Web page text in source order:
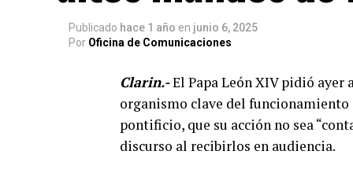
Publicado hace 1 año en junio 6, 2025
Por Oficina de Comunicaciones
Clarin.-El Papa León XIV pidió ayer
organismo clave del
pontificio, que su acción no sea
discurso al recibirlos en audiencia.